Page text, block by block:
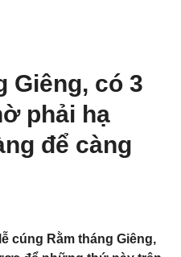
Giêng, có 3
phải hạ
để càng
cúng Rằm tháng Giêng,